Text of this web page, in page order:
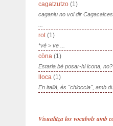
cagatzutzo (1)
caganiu no vol dir
rot(1)
*vé > ve ...
còna (1)
Estaria bé posar-hi icona, no?
lloca (1)
En italià, és "chioccia", amb
Visualitza los vocabols amb